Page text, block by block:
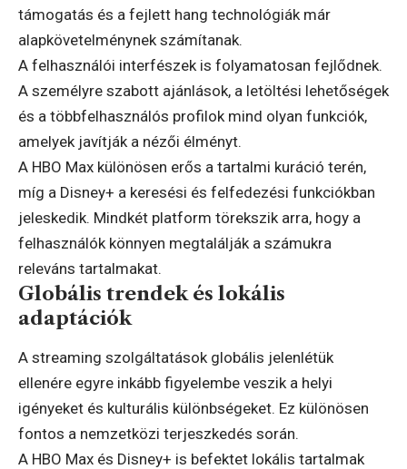
támogatás és a fejlett hang technológiák már
alapkövetelménynek számítanak.
A felhasználói interfészek is folyamatosan fejlődnek.
A személyre szabott ajánlások, a letöltési lehetőségek
és a többfelhasználós profilok mind olyan funkciók,
amelyek javítják a nézői élményt.
A HBO Max különösen erős a tartalmi kuráció terén,
míg a Disney+ a keresési és felfedezési funkciókban
jeleskedik. Mindkét platform törekszik arra, hogy a
felhasználók könnyen megtalálják a számukra
releváns tartalmakat.
Globális trendek és lokális
adaptációk
A streaming szolgáltatások globális jelenlétük
ellenére egyre inkább figyelembe veszik a helyi
igényeket és kulturális különbségeket. Ez különösen
fontos a nemzetközi terjeszkedés során.
A HBO Max és Disney+ is befektet lokális tartalmak